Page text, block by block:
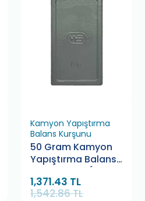
Kamyon Yapıştırma
Balans Kurşunu
50 Gram Kamyon
Yapıştırma Balans
Kurşunu WB (50
Adet)
1,371.43 TL
1,542.86 TL